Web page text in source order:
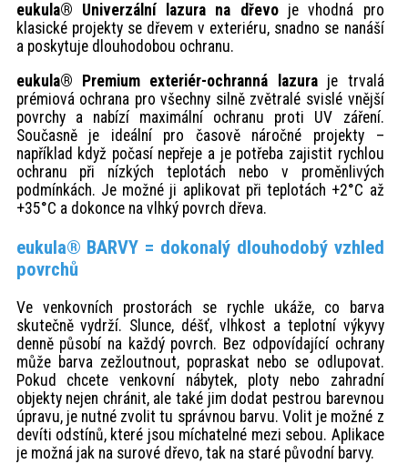
eukula® Univerzální lazura na dřevoje vhodná pro
klasické projekty se dřevem v exteriéru, snadno se nanáší
a poskytuje dlouhodobou ochranu.
eukula® Premium exteriér-ochranná lazuraje trvalá
prémiová ochrana pro všechny silně zvětralé svislé vnější
povrchy a nabízí maximální ochranu proti UV záření.
Současně je ideální pro časově náročné projekty –
například když počasí nepřeje a je potřeba zajistit rychlou
ochranu při nízkých teplotách nebo v proměnlivých
podmínkách. Je možné ji aplikovat při teplotách +2°C až
+35°C a dokonce na vlhký povrch dřeva.
eukula® BARVY = dokonalý dlouhodobý vzhled
povrchů
Ve venkovních prostorách se rychle ukáže, co barva
skutečně vydrží. Slunce, déšť, vlhkost a teplotní výkyvy
denně působí na každý povrch. Bez odpovídající ochrany
může barva zežloutnout, popraskat nebo se odlupovat.
Pokud chcete venkovní nábytek, ploty nebo zahradní
objekty nejen chránit, ale také jim dodat pestrou barevnou
úpravu, je nutné zvolit tu správnou barvu. Volit je možné z
devíti odstínů, které jsou míchatelné mezi sebou. Aplikace
je možná jak na surové dřevo, tak na staré původní barvy.